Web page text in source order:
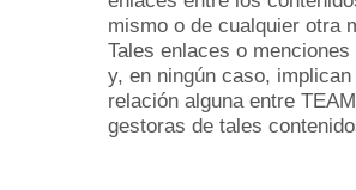
mismo o de cualquier otra
Tales enlaces o
y, en ningún caso,
relación alguna entre
gestoras de tales